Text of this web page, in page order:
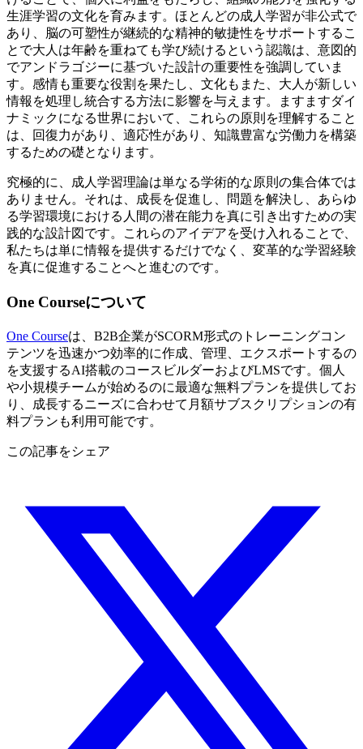
生涯学習の文化を育みます。ほとんどの成人学習が非公式で
あり、脳の可塑性が継続的な精神的敏捷性をサポートするこ
とで大人は年齢を重ねても学び続けるという認識は、意図的
でアンドラゴジーに基づいた設計の重要性を強調していま
す。感情も重要な役割を果たし、文化もまた、大人が新しい
情報を処理し統合する方法に影響を与えます。ますますダイ
ナミックになる世界において、これらの原則を理解すること
は、回復力があり、適応性があり、知識豊富な労働力を構築
するための礎となります。
究極的に、成人学習理論は単なる学術的な原則の集合体では
ありません。それは、成長を促進し、問題を解決し、あらゆ
る学習環境における人間の潜在能力を真に引き出すための実
践的な設計図です。これらのアイデアを受け入れることで、
私たちは単に情報を提供するだけでなく、変革的な学習経験
を真に促進することへと進むのです。
One Courseについて
One Courseは、B2B企業がSCORM形式のトレーニングコン
テンツを迅速かつ効率的に作成、管理、エクスポートするの
を支援するAI搭載のコースビルダーおよびLMSです。個人
や小規模チームが始めるのに最適な無料プランを提供してお
り、成長するニーズに合わせて月額サブスクリプションの有
料プランも利用可能です。
この記事をシェア